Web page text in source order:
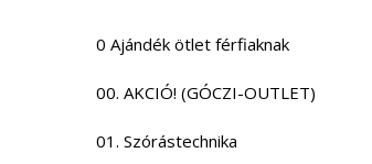
0 Ajándék ötlet férfiaknak
00. AKCIÓ! (GÓCZI-OUTLET)
01. Szórástechnika